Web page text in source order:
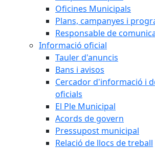
Oficines Municipals
Plans, campanyes i
Responsable de
Informació oficial
Tauler d'anuncis
Bans i avisos
Cercador d'informació i
oficials
El Ple Municipal
Acords de govern
Pressupost municipal
Relació de llocs de treball